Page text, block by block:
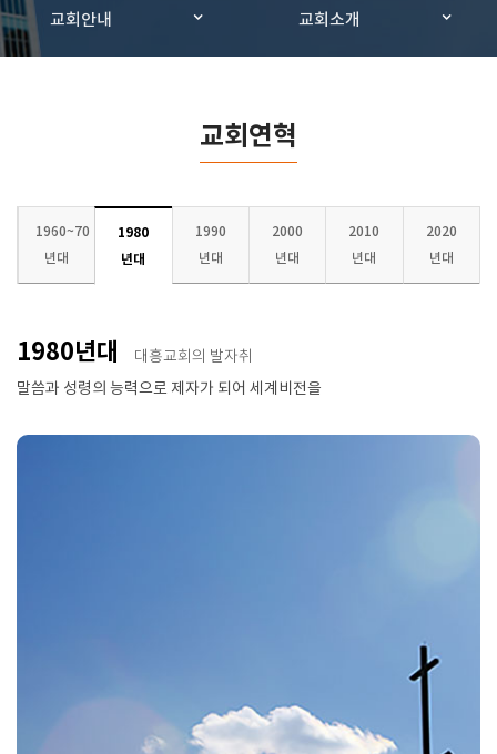
교회안내 교회소개
교회연혁
1960~70
년대
1980
년대
1990
년대
2000
년대
2010
년대
2020
년대
1980년대
대흥교회의 발자취
말씀과 성령의 능력으로 제자가 되어 세계비전을